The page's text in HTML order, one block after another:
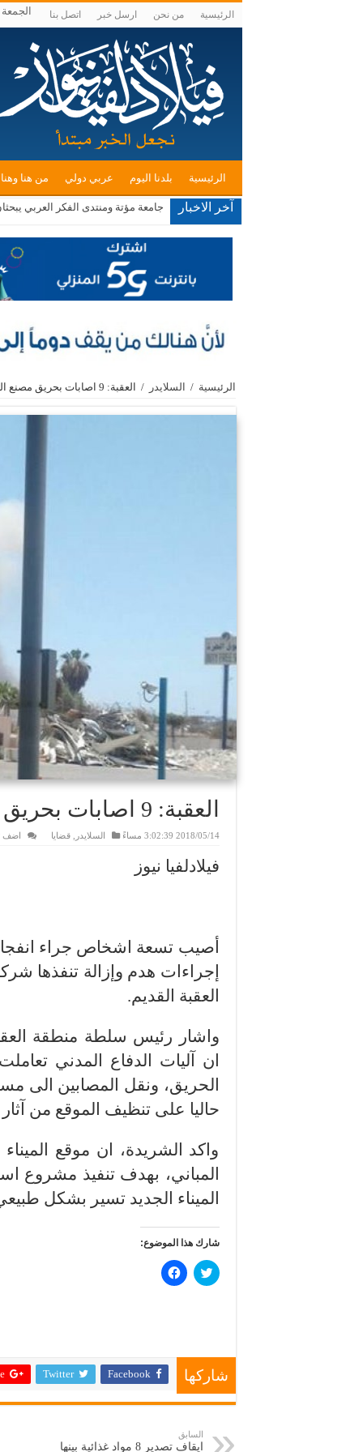
الرئيسية من نحن ارسل خبر اتصل بنا الجمعة ,
الرئيسية بلدنا اليوم عربي دولي من هنا
آخر الاخبار جامعة مؤتة ومنتدى الفكر العربي
صادرات صناعة عمان تكسر حاجز الــ 4 مليارات دينار في 7 أشهر بالعام الحالي
الرئيسية / السلايدر / العقبة: 9 اصابات بحريق مصنع الصوامع
العقبة: 9 اصابات بحريق مصنع الصوامع
2018/05/14 3:02:39 مساءً السلايدر ,قضايا اضف
فيلادلفيا نيوز
أصيب تسعة اشخاص جراء انفجار
إجراءات هدم وإزالة تنفذها
العقبة القديم.
واشار رئيس سلطة منطقة
ان آليات الدفاع المدني
الحريق، ونقل المصابين الى
حاليا على تنظيف الموقع من
واكد الشريدة، ان موقع
المباني، بهدف تنفيذ مشروع
الميناء الجديد تسير بشكل
شارك هذا الموضوع:
ا
ض
ا
ك
ة
ع
ل
و
ا
ن
ر
ة
ل
شاركها Facebook
Twitter
السابق
ايقاف تصدير 8 مواد غذائية بينها